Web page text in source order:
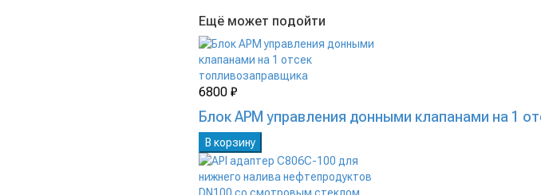
Ещё может подойти
6800 ₽
Блок АРМ управления донными клапанами на 1
В корзину